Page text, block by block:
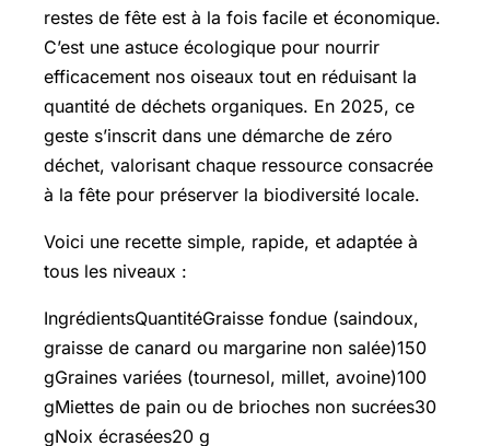
restes de fête est à la fois facile et économique.
C’est une astuce écologique pour nourrir
efficacement nos oiseaux tout en réduisant la
quantité de déchets organiques. En 2025, ce
geste s’inscrit dans une démarche de zéro
déchet, valorisant chaque ressource consacrée
à la fête pour préserver la biodiversité locale.
Voici une recette simple, rapide, et adaptée à
tous les niveaux :
IngrédientsQuantitéGraisse fondue (saindoux,
graisse de canard ou margarine non salée)150
gGraines variées (tournesol, millet, avoine)100
gMiettes de pain ou de brioches non sucrées30
gNoix écrasées20 g